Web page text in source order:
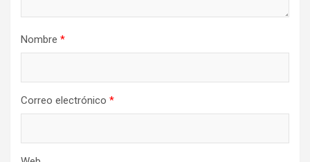
Nombre *
Correo electrónico *